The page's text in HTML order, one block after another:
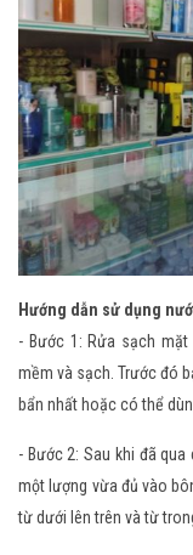
Hướng dẫn sử dụng
- Bước 1: Rửa sạch
mềm và sạch. Trước đó
bẩn nhất hoặc có thể
- Bước 2: Sau khi đã
một lượng vừa đủ vào
từ dưới lên trên và từ